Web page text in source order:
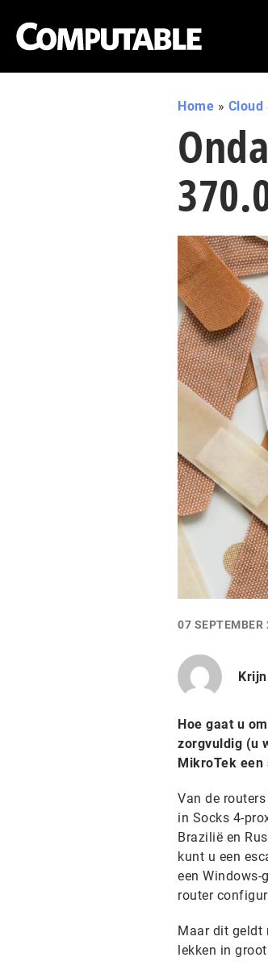
Home »
07
Hoe gaat u
zorgvuldig (u
MikroTek een
Van de
in Socks 4-
Brazilië en
kunt u een
een Windows-
router
Maar dit geldt
lekken in